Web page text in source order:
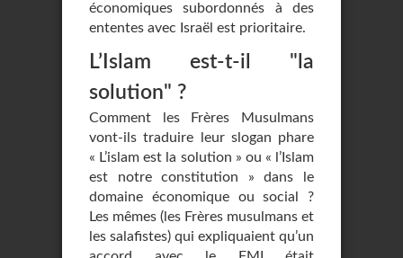
économiques subordonnés à des
ententes avec Israël est prioritaire.
L’Islam est-t-il "la
solution" ?
Comment les Frères Musulmans
vont-ils traduire leur slogan phare
« L’islam est la solution » ou « l’Islam
est notre constitution » dans le
domaine économique ou social ?
Les mêmes (les Frères musulmans et
les salafistes) qui expliquaient qu’un